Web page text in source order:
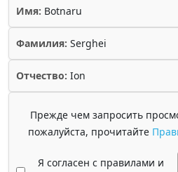
Имя: Botnaru
Фамилия: Serghei
Отчество: Ion
Прежде чем запросить
пожалуйста, прочитайте
Я согласен с правилами и